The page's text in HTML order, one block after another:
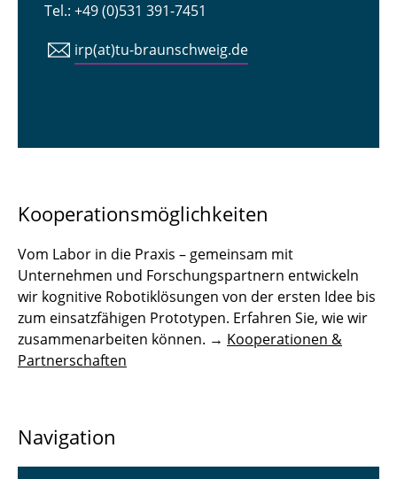
Tel.: +49 (0)531 391-7451
irp(at)tu-braunschweig.de
Kooperationsmöglichkeiten
Vom Labor in die Praxis – gemeinsam mit
Unternehmen und Forschungspartnern entwickeln
wir kognitive Robotiklösungen von der ersten Idee bis
zum einsatzfähigen Prototypen. Erfahren Sie, wie wir
zusammenarbeiten können. → Kooperationen &
Partnerschaften
Navigation